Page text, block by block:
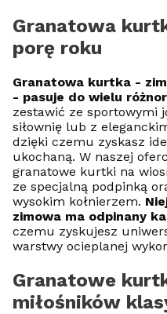
Granatowa
porę roku
Granatowa kurtka -
- pasuje do wielu
zestawić ze sportowymi
siłownię lub z
dzięki czemu zyskasz
ukochaną. W naszej
granatowe kurtki na
ze specjalną podpinką
wysokim kołnierzem.
zimowa ma odpinany
czemu zyskujesz
warstwy ocieplanej
Granatowe
miłośników